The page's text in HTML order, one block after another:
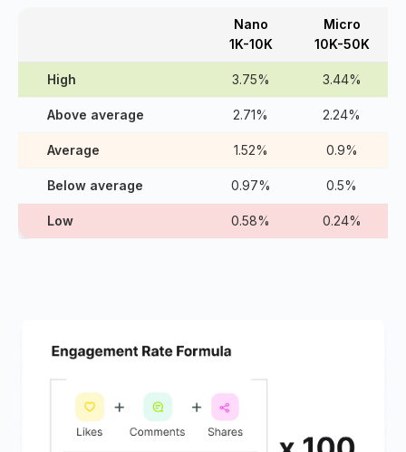
Nano
1K-10K
Micro
10K-50K
High 3.75% 3.44%
Above average 2.71% 2.24%
Average 1.52% 0.9%
Below average 0.97% 0.5%
Low 0.58% 0.24%